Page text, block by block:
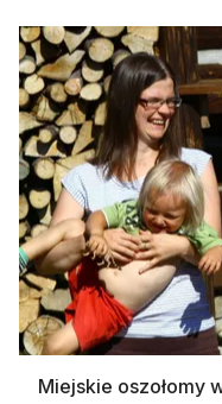
Miejskie oszołomy